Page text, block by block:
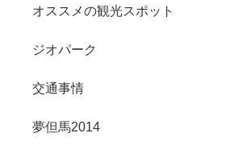
オススメの観光スポット
ジオパーク
交通事情
夢但馬2014